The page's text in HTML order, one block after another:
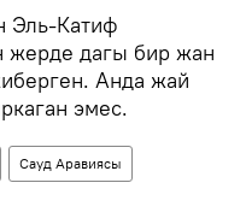
Эль-Катиф
жерде дагы бир жан
Анда жай
эмес.
Сауд Аравиясы